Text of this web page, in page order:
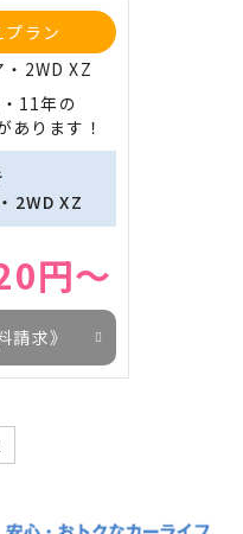
ラン
11年の
あります！
2WD XZ
円～
請求》